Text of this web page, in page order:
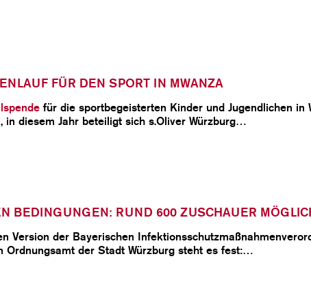
FÜR DEN SPORT IN MWANZA
für die sportbegeisterten Kinder und Jugendlichen in
in diesem Jahr beteiligt sich s.Oliver Würzburg…
BEDINGUNGEN: RUND 600 ZUSCHAUER
Version der Bayerischen
Ordnungsamt der Stadt Würzburg steht es fest:…